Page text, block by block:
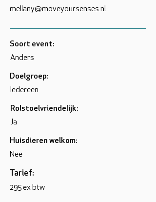
mellany@moveyoursenses.nl
Soort event:
Anders
Doelgroep:
Iedereen
Rolstoelvriendelijk:
Ja
Huisdieren welkom:
Nee
Tarief:
295 ex btw